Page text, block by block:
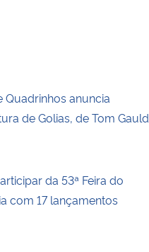
Quadrinhos anuncia
de Golias, de Tom Gauld
da 53ª Feira do
com 17 lançamentos